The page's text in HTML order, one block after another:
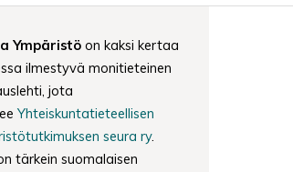
Ympäristö on kaksi kertaa
ilmestyvä monitieteinen
jota
Yhteiskuntatieteellisen
seura ry.
tärkein suomalaisen